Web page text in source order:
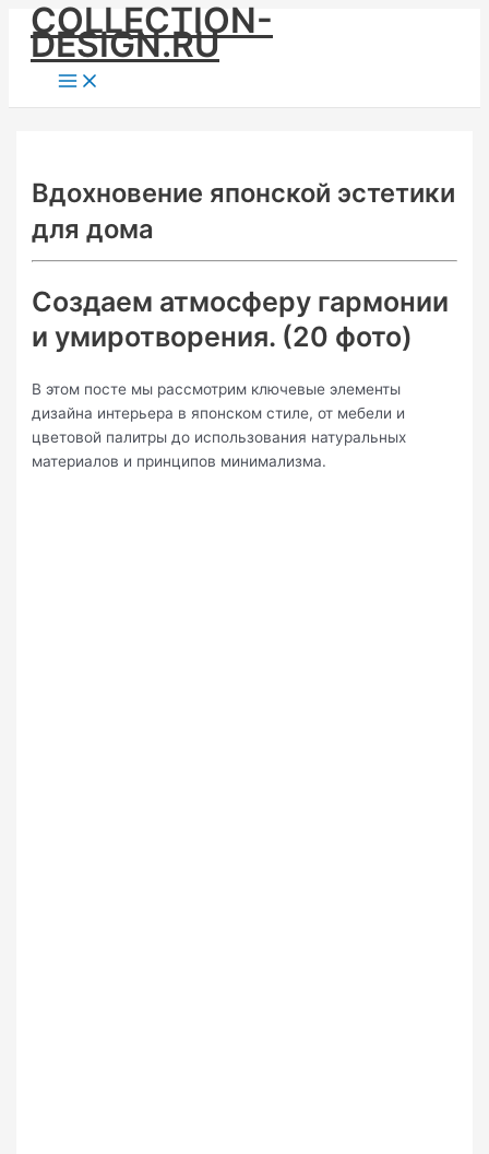
Skip
content
COLLECTION-
DESIGN.RU
Main
Menu
Вдохновение японской эстетики
для дома
Создаем атмосферу гармонии
и умиротворения. (20 фото)
В этом посте мы рассмотрим ключевые элементы
дизайна интерьера в японском стиле, от мебели и
цветовой палитры до использования натуральных
материалов и принципов минимализма.